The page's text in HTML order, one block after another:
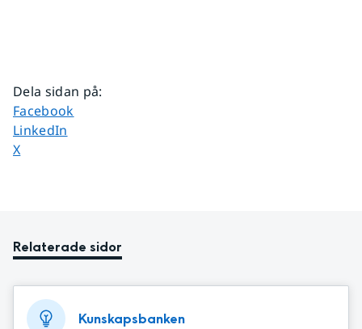
Dela sidan på:
Dela sidan på
Facebook
Dela sidan på
LinkedIn
Dela sidan på
X
Relaterade sidor
Kunskapsbanken